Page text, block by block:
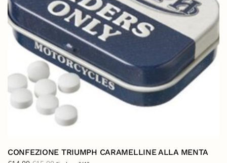
CONFEZIONE TRIUMPH CARAMELLINE ALLA MENTA